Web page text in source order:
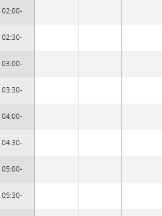
02:00-
02:30-
03:00-
03:30-
04:00-
04:30-
05:00-
05:30-